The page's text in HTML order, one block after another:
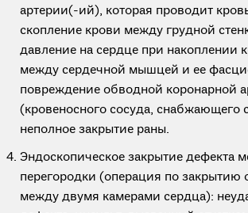
артерии(-ий), которая проводит
скопление крови между грудной
давление на сердце при накоплении
между сердечной мышцей и ее
повреждение обводной коронарной
(кровеносного сосуда, снабжающего
неполное закрытие раны.
Эндоскопическое закрытие дефекта
перегородки (операция по закрытию
между двумя камерами сердца):